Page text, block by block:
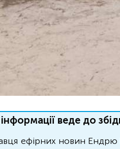
веде до
ефірних новин